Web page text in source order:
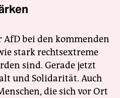
AfD bei den kommenden
stark rechtsextreme
sind. Gerade jetzt
und Solidarität. Auch
die sich vor Ort